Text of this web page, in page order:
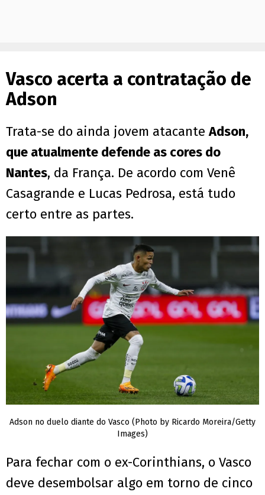
Vasco acerta a contratação de
Adson
Trata-se do ainda jovem atacanteAdson,
que atualmente defende as cores do
Nantes, da França. De acordo com Venê
Casagrande e Lucas Pedrosa, está tudo
certo entre as partes.
Adson no duelo diante do Vasco (Photo by Ricardo Moreira/Getty
Images)
Para fechar com o ex-Corinthians, o Vasco
deve desembolsar algo em torno de cinco